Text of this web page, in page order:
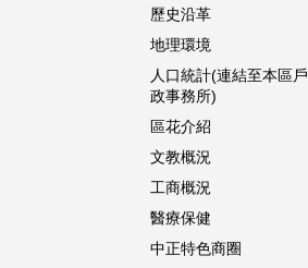
歷史沿革
地理環境
人口統計(連結至本區戶
政事務所)
區花介紹
文教概況
工商概況
醫療保健
中正特色商圈